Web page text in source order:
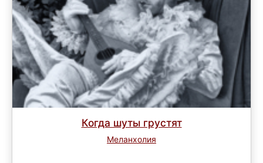
Когда шуты грустят
Меланхолия